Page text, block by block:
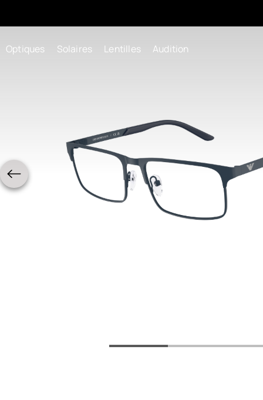
Optiques Solaires Lentilles Audition